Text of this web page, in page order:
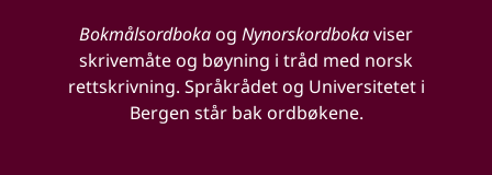
Bokmålsordbokaog Nynorskordbokaviser
skrivemåte og bøyning i tråd med norsk
rettskrivning. Språkrådet og Universitetet i
Bergen står bak ordbøkene.